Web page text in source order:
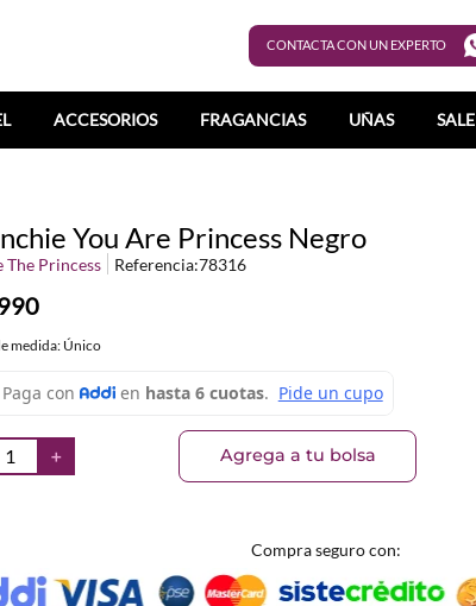
CONTACTA CON UN EXPERTO
ACCESORIOS FRAGANCIAS UÑAS SALE
You Are Princess Negro
The Princess Referencia:78316
medida: Único
＋ Agrega a tu bolsa
Compra seguro con: